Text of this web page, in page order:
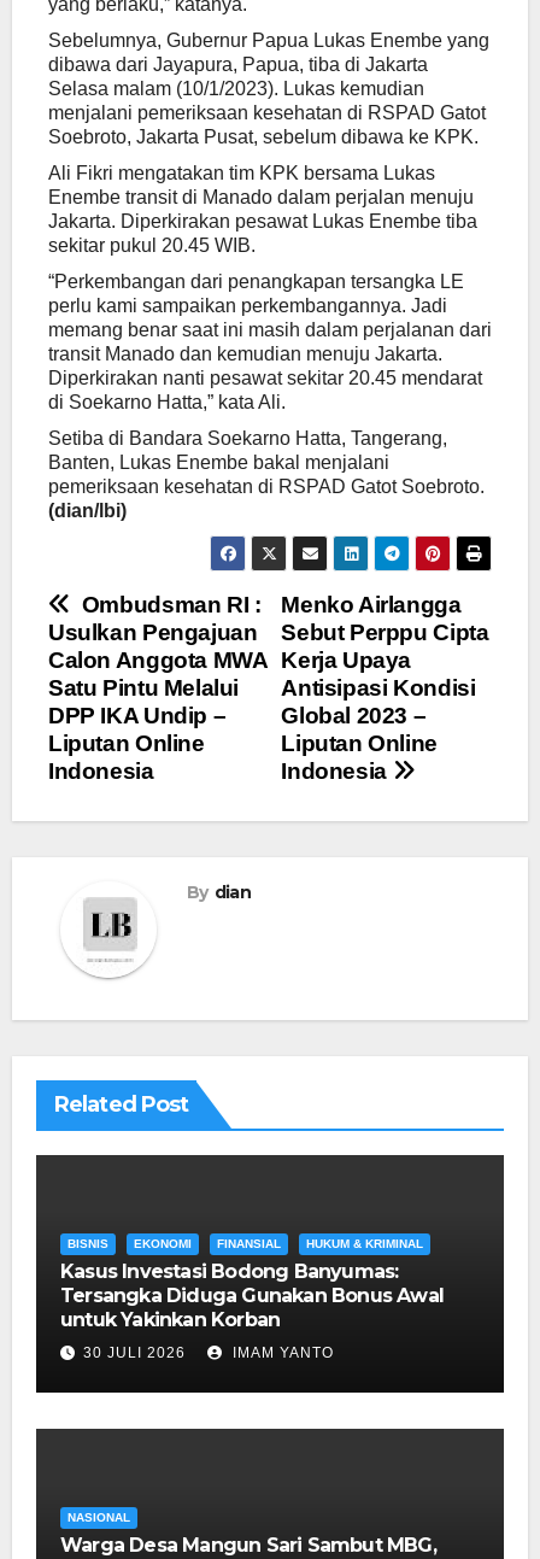
Sebelumnya, Gubernur Papua Lukas Enembe yang
dibawa dari Jayapura, Papua, tiba di Jakarta
Selasa malam (10/1/2023). Lukas kemudian
menjalani pemeriksaan kesehatan di RSPAD Gatot
Soebroto, Jakarta Pusat, sebelum dibawa ke KPK.
Ali Fikri mengatakan tim KPK bersama Lukas
Enembe transit di Manado dalam perjalan menuju
Jakarta. Diperkirakan pesawat Lukas Enembe tiba
sekitar pukul 20.45 WIB.
“Perkembangan dari penangkapan tersangka LE
perlu kami sampaikan perkembangannya. Jadi
memang benar saat ini masih dalam perjalanan dari
transit Manado dan kemudian menuju Jakarta.
Diperkirakan nanti pesawat sekitar 20.45 mendarat
di Soekarno Hatta,” kata Ali.
Setiba di Bandara Soekarno Hatta, Tangerang,
Banten, Lukas Enembe bakal menjalani
pemeriksaan kesehatan di RSPAD Gatot Soebroto.
(dian/lbi)
Navigasi
pos
Menko Airlangga
Sebut Perppu Cipta
Kerja Upaya
Antisipasi Kondisi
Global 2023 –
Liputan Online
Indonesia
Ombudsman RI :
Usulkan Pengajuan
Calon Anggota MWA
Satu Pintu Melalui
DPP IKA Undip –
Liputan Online
Indonesia
By dian
Related Post
BISNIS EKONOMI FINANSIAL HUKUM & KRIMINAL
Kasus Investasi Bodong Banyumas:
Tersangka Diduga Gunakan Bonus Awal
untuk Yakinkan Korban
30 JULI 2026 IMAM YANTO
NASIONAL
Warga Desa Mangun Sari Sambut MBG,